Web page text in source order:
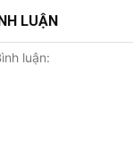
LUẬN